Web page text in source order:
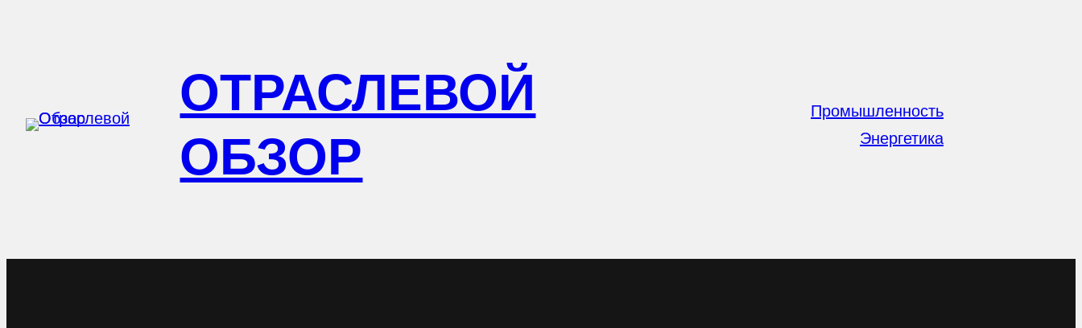
ОТРАСЛЕВОЙ
ОБЗОР
Промышленность
Энергетика